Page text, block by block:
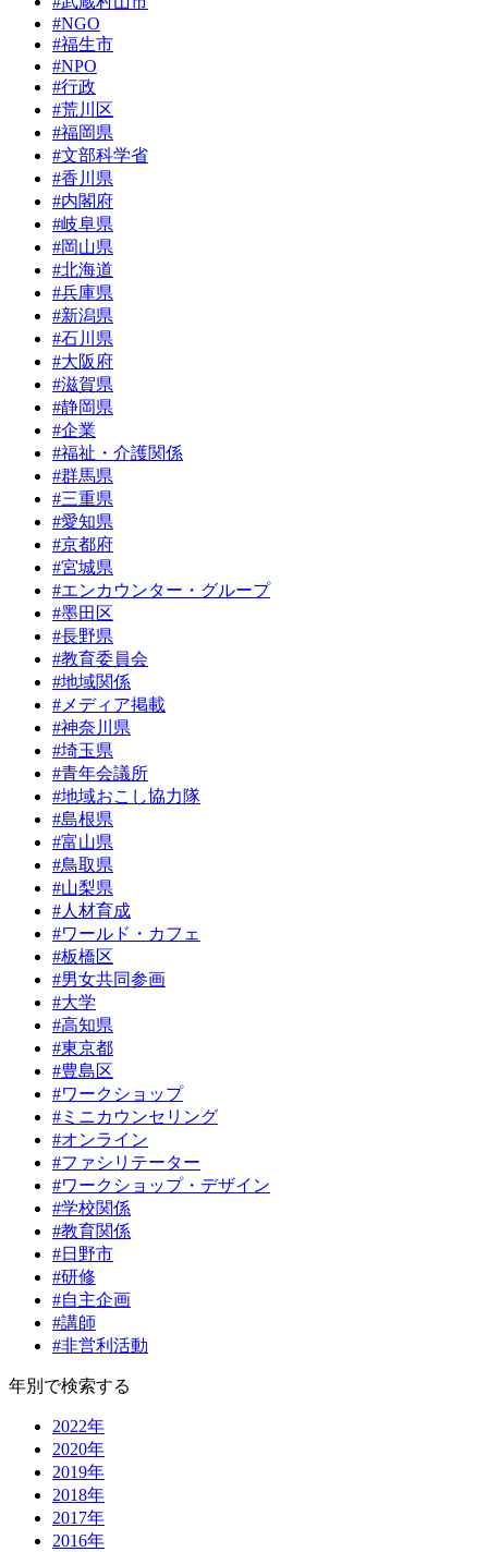
#NGO
#福生市
#NPO
#行政
#荒川区
#福岡県
#文部科学省
#香川県
#内閣府
#岐阜県
#岡山県
#北海道
#兵庫県
#新潟県
#石川県
#大阪府
#滋賀県
#静岡県
#企業
#福祉・介護関係
#群馬県
#三重県
#愛知県
#京都府
#宮城県
#エンカウンター・グループ
#墨田区
#長野県
#教育委員会
#地域関係
#メディア掲載
#神奈川県
#埼玉県
#青年会議所
#地域おこし協力隊
#島根県
#富山県
#鳥取県
#山梨県
#人材育成
#ワールド・カフェ
#板橋区
#男女共同参画
#大学
#高知県
#東京都
#豊島区
#ワークショップ
#ミニカウンセリング
#オンライン
#ファシリテーター
#ワークショップ・デザイン
#学校関係
#教育関係
#日野市
#研修
#自主企画
#講師
#非営利活動
年別で検索する
2022年
2020年
2019年
2018年
2017年
2016年